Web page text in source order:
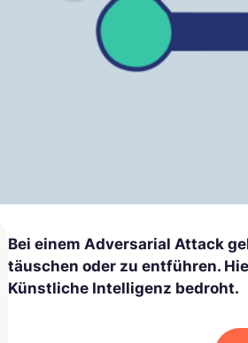
Bei einem Adversarial Attack
täuschen oder zu entführen.
Künstliche Intelligenz bedroht.